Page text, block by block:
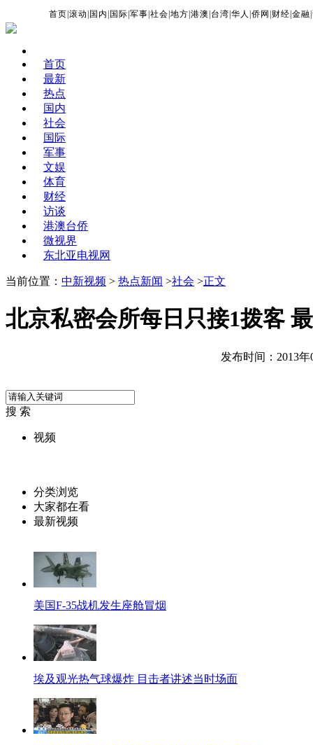
首页 |滚动 国内 国际 |军事 |社会 |地方 |港澳 台湾 |华人 |侨网 财经 |金融 |
首页
最新
热点
国内
社会
国际
军事
文娱
体育
财经
访谈
港澳台侨
微视界
东北亚电视网
当前位置： 中新视频 > 热点新闻 >社会 >正文
北京私密会所每日只接1拨客
发布时间：2013年
搜 索
视频
分类浏览
大家都在看
最新视频
美国F-35战机发生座舱冒烟
埃及观光热气球爆炸 目击者讲述当时场面